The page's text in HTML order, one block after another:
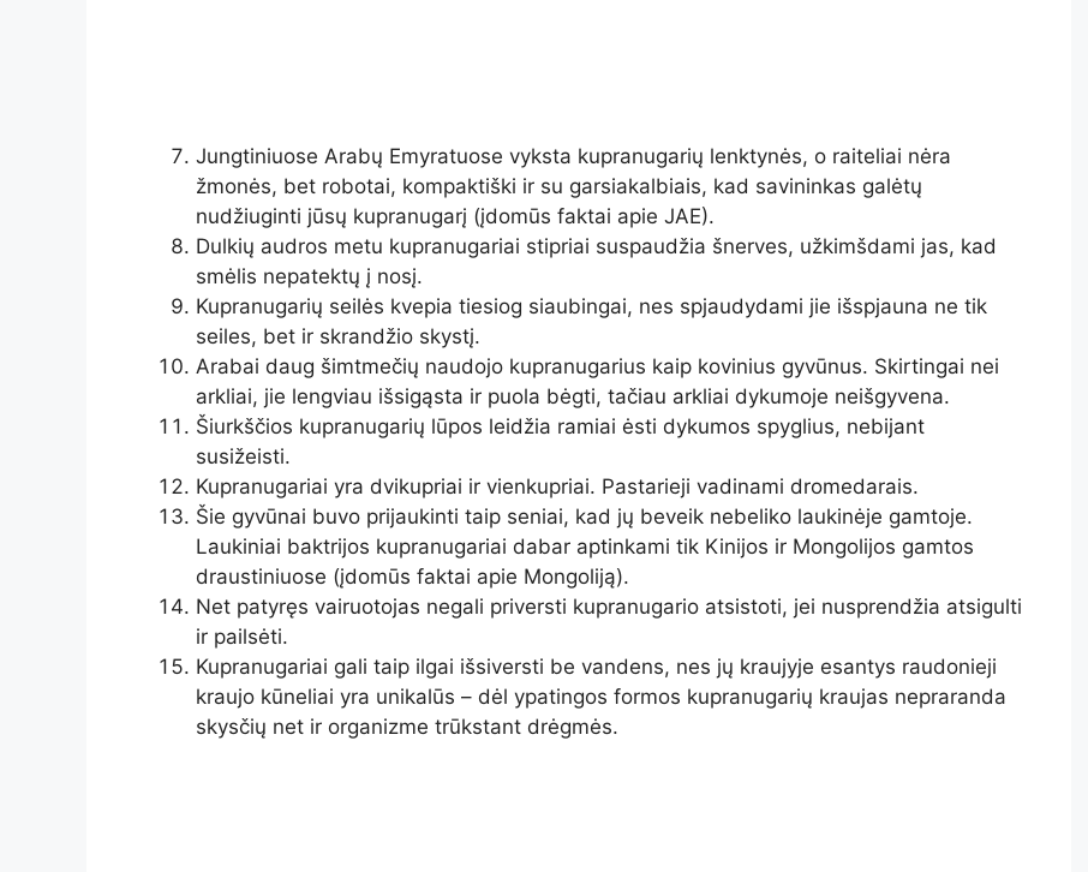
Jungtiniuose Arabų Emyratuose vyksta kupranugarių lenktynės, o raiteliai nėra
žmonės, bet robotai, kompaktiški ir su garsiakalbiais, kad savininkas galėtų
nudžiuginti jūsų kupranugarį (įdomūs faktai apie JAE).
Dulkių audros metu kupranugariai stipriai suspaudžia šnerves, užkimšdami jas, kad
smėlis nepatektų į nosį.
Kupranugarių seilės kvepia tiesiog siaubingai, nes spjaudydami jie išspjauna ne tik
seiles, bet ir skrandžio skystį.
Arabai daug šimtmečių naudojo kupranugarius kaip kovinius gyvūnus. Skirtingai nei
arkliai, jie lengviau išsigąsta ir puola bėgti, tačiau arkliai dykumoje neišgyvena.
Šiurkščios kupranugarių lūpos leidžia ramiai ėsti dykumos spyglius, nebijant
susižeisti.
Kupranugariai yra dvikupriai ir vienkupriai. Pastarieji vadinami dromedarais.
Šie gyvūnai buvo prijaukinti taip seniai, kad jų beveik nebeliko laukinėje gamtoje.
Laukiniai baktrijos kupranugariai dabar aptinkami tik Kinijos ir Mongolijos gamtos
draustiniuose (įdomūs faktai apie Mongoliją).
Net patyręs vairuotojas negali priversti kupranugario atsistoti, jei nusprendžia atsigulti
ir pailsėti.
Kupranugariai gali taip ilgai išsiversti be vandens, nes jų kraujyje esantys raudonieji
kraujo kūneliai yra unikalūs – dėl ypatingos formos kupranugarių kraujas nepraranda
skysčių net ir organizme trūkstant drėgmės.